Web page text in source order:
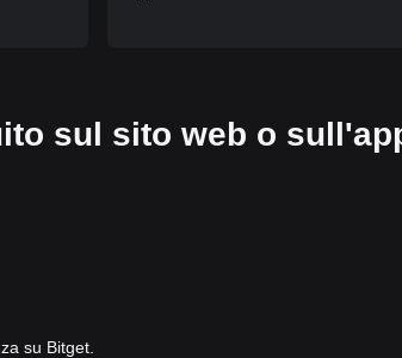
sul sito web o
su Bitget.